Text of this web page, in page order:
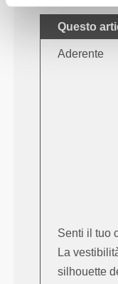
Questo
Aderente
Senti il tuo
La
silhouette